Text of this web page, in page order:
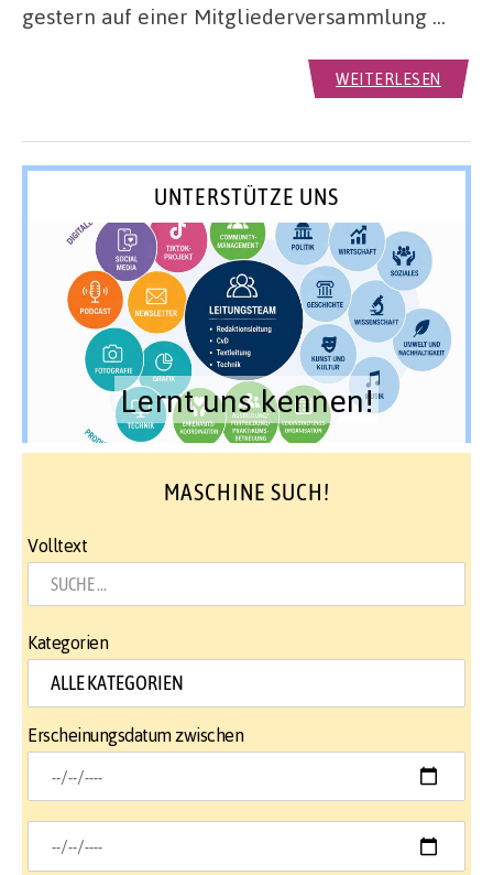
gestern auf einer Mitgliederversammlung …
WEITERLESEN
UNTERSTÜTZE UNS
Lernt uns kennen!
MASCHINE SUCH!
Volltext
Kategorien
Erscheinungsdatum zwischen